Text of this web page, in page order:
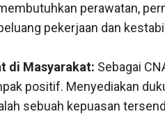
perawatan,
pekerjaan dan
di Masyarakat: Sebagai
positif. Menyediakan
sebuah kepuasan